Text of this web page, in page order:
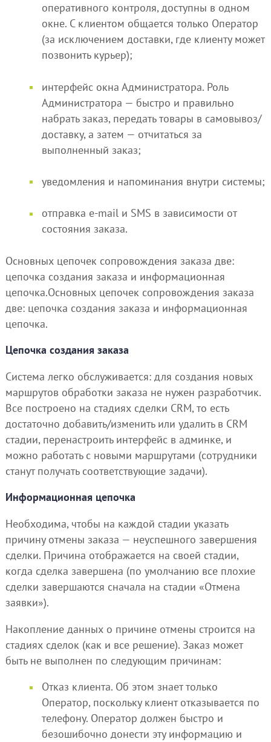
оперативного контроля, доступны в одном
окне. С клиентом общается только Оператор
(за исключением доставки, где клиенту может
позвонить курьер);
интерфейс окна Администратора. Роль
Администратора — быстро и правильно
набрать заказ, передать товары в самовывоз/
доставку, а затем — отчитаться за
выполненный заказ;
уведомления и напоминания внутри системы;
отправка e-mail и SMS в зависимости от
состояния заказа.
Основных цепочек сопровождения заказа две:
цепочка создания заказа и информационная
цепочка.Основных цепочек сопровождения заказа
две: цепочка создания заказа и информационная
цепочка.
Цепочка создания заказа
Система легко обслуживается: для создания новых
маршрутов обработки заказа не нужен разработчик.
Все построено на стадиях сделки CRM, то есть
достаточно добавить/изменить или удалить в CRM
стадии, перенастроить интерфейс в админке, и
можно работать с новыми маршрутами (сотрудники
станут получать соответствующие задачи).
Информационная цепочка
Необходима, чтобы на каждой стадии указать
причину отмены заказа — неуспешного завершения
сделки. Причина отображается на своей стадии,
когда сделка завершена (по умолчанию все плохие
сделки завершаются сначала на стадии «Отмена
заявки»).
Накопление данных о причине отмены строится на
стадиях сделок (как и все решение). Заказ может
быть не выполнен по следующим причинам:
Отказ клиента. Об этом знает только
Оператор, поскольку клиент отказывается по
телефону. Оператор должен быстро и
безошибочно донести эту информацию и